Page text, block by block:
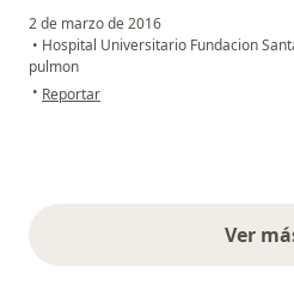
2 de marzo de 2016
• Hospital Universitario Fundacion
pulmon
• en opinión del usuario Cuenta
Reportar
Ver